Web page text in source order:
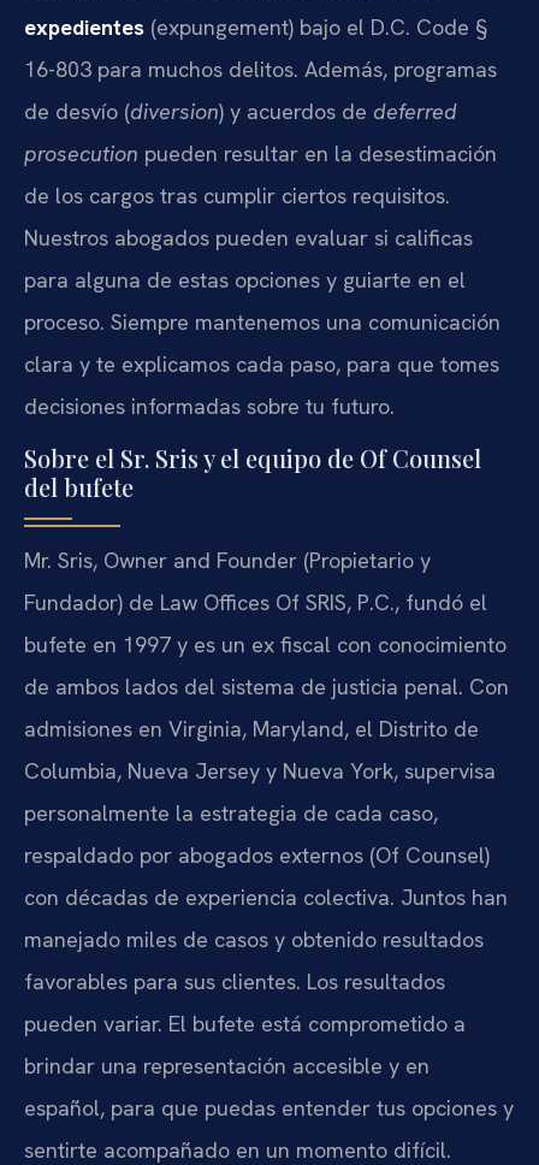
expedientes (expungement) bajo el D.C. Code §
16-803 para muchos delitos. Además, programas
de desvío (diversion) y acuerdos de deferred
prosecution pueden resultar en la desestimación
de los cargos tras cumplir ciertos requisitos.
Nuestros abogados pueden evaluar si calificas
para alguna de estas opciones y guiarte en el
proceso. Siempre mantenemos una comunicación
clara y te explicamos cada paso, para que tomes
decisiones informadas sobre tu futuro.
Sobre el Sr. Sris y el equipo de Of Counsel
del bufete
Mr. Sris, Owner and Founder (Propietario y
Fundador) de Law Offices Of SRIS, P.C., fundó el
bufete en 1997 y es un ex fiscal con conocimiento
de ambos lados del sistema de justicia penal. Con
admisiones en Virginia, Maryland, el Distrito de
Columbia, Nueva Jersey y Nueva York, supervisa
personalmente la estrategia de cada caso,
respaldado por abogados externos (Of Counsel)
con décadas de experiencia colectiva. Juntos han
manejado miles de casos y obtenido resultados
favorables para sus clientes. Los resultados
pueden variar. El bufete está comprometido a
brindar una representación accesible y en
español, para que puedas entender tus opciones y
sentirte acompañado en un momento difícil.